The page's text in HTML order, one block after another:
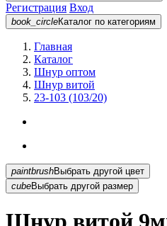
Регистрация Вход
book_circleКаталог по категориям
Главная
Каталог
Шнур оптом
Шнур витой
23-103 (103/20)
paintbrush
Выбрать другой цвет
cubeВыбрать другой размер